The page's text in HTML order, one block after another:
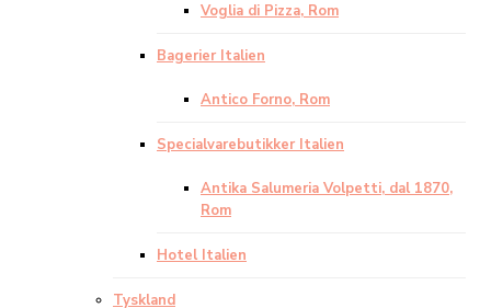
Voglia di Pizza, Rom
Bagerier Italien
Antico Forno, Rom
Specialvarebutikker Italien
Antika Salumeria Volpetti, dal 1870,
Rom
Hotel Italien
Tyskland